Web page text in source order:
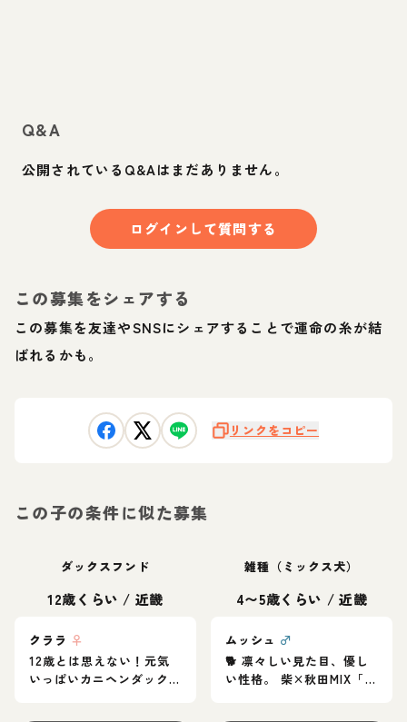
Q&A
公開されているQ&Aはまだありません。
ログインして質問する
この募集をシェアする
この募集を友達やSNSにシェアすることで運命の糸が結
ばれるかも。
リンクをコピー
この子の条件に似た募集
ダックスフンド
12歳くらい / 近畿
クララ ♀
12歳とは思えない！元気
いっぱいカニヘンダック
雑種（ミックス犬）
4〜5歳くらい / 近畿
ムッシュ ♂
🐕 凛々しい見た目、優し
い性格。 柴×秋田MIX「ム